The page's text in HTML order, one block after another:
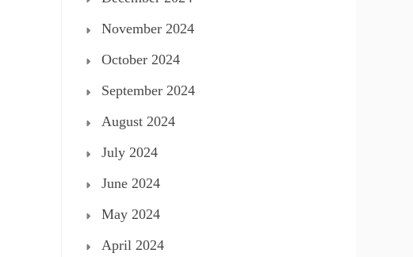
November 2024
October 2024
September 2024
August 2024
July 2024
June 2024
May 2024
April 2024